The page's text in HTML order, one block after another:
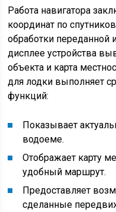
Работа навигатора
координат по
обработки переданной
дисплее устройства
объекта и карта
для лодки выполняет
функций:
Показывает
водоеме.
Отображает карту
удобный маршрут.
Предоставляет
сделанные